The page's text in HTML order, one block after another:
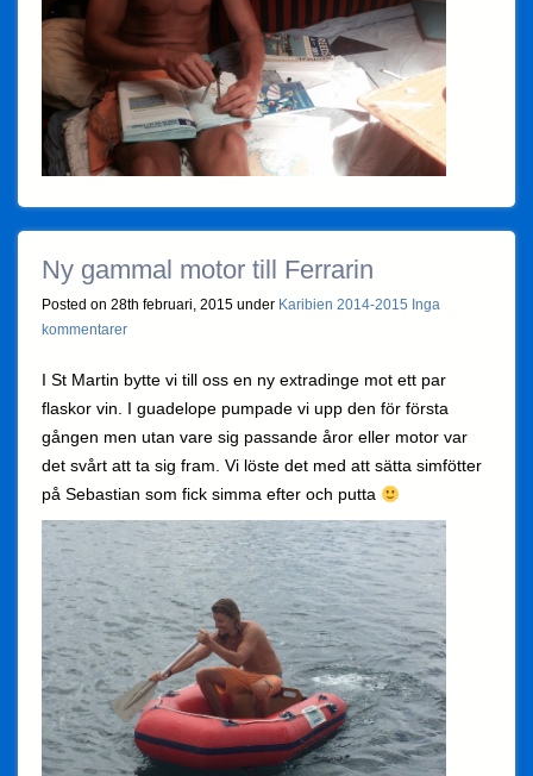
Ny gammal motor till Ferrarin
Posted on 28th februari, 2015 under Karibien 2014-2015 Inga
kommentarer
I St Martin bytte vi till oss en ny extradinge mot ett par
flaskor vin. I guadelope pumpade vi upp den för första
gången men utan vare sig passande åror eller motor var
det svårt att ta sig fram. Vi löste det med att sätta simfötter
på Sebastian som fick simma efter och putta